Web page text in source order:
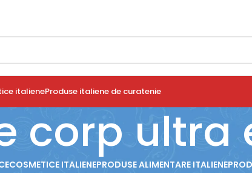
italieneProduse italiene de curatenie
corp ultra
COSMETICE ITALIENEPRODUSE ALIMENTARE ITALIENE